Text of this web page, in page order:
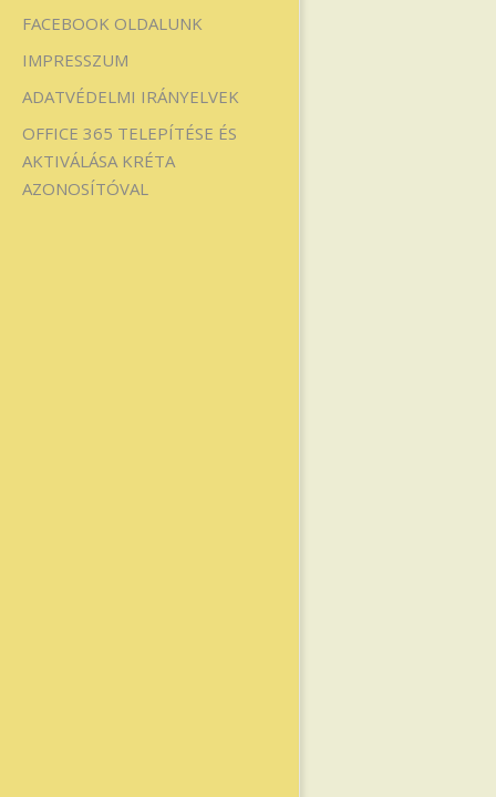
FACEBOOK OLDALUNK
IMPRESSZUM
ADATVÉDELMI IRÁNYELVEK
OFFICE 365 TELEPÍTÉSE ÉS
AKTIVÁLÁSA KRÉTA
AZONOSÍTÓVAL